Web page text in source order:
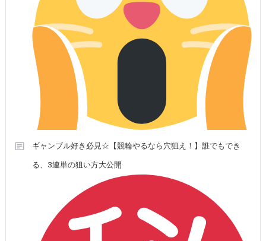
ギャンブル好き必見☆【競輪やるなら穴狙え！】誰でもでき
る、3連単の狙い方大公開